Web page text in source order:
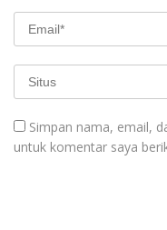
Simpan nama, email,
untuk komentar saya